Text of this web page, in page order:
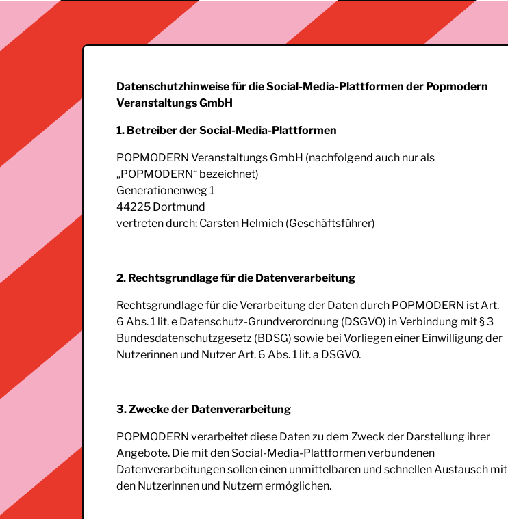
Datenschutzhinweise für die Social-Media-Plattformen der Popmodern
Veranstaltungs GmbH
1. Betreiber der Social-Media-Plattformen
POPMODERN Veranstaltungs GmbH (nachfolgend auch nur als
„POPMODERN“ bezeichnet)
Generationenweg 1
44225 Dortmund
vertreten durch: Carsten Helmich (Geschäftsführer)
2. Rechtsgrundlage für die Datenverarbeitung
Rechtsgrundlage für die Verarbeitung der Daten durch POPMODERN ist Art.
6 Abs. 1 lit. e Datenschutz-Grundverordnung (DSGVO) in Verbindung mit § 3
Bundesdatenschutzgesetz (BDSG) sowie bei Vorliegen einer Einwilligung der
Nutzerinnen und Nutzer Art. 6 Abs. 1 lit. a DSGVO.
3. Zwecke der Datenverarbeitung
POPMODERN verarbeitet diese Daten zu dem Zweck der Darstellung ihrer
Angebote. Die mit den Social-Media-Plattformen verbundenen
Datenverarbeitungen sollen einen unmittelbaren und schnellen Austausch mit
den Nutzerinnen und Nutzern ermöglichen.